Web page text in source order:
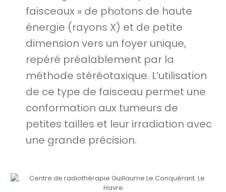
faisceaux » de photons de haute
énergie (rayons X) et de petite
dimension vers un foyer unique,
repéré préalablement par la
méthode stéréotaxique. L’utilisation
de ce type de faisceau permet une
conformation aux tumeurs de
petites tailles et leur irradiation avec
une grande précision.